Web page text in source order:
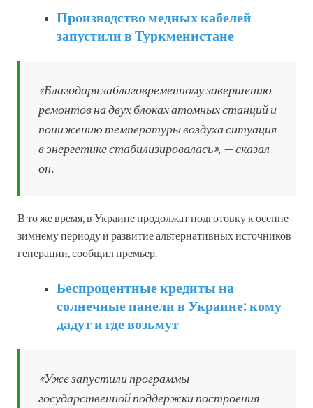
Производство медных кабелей
запустили в Туркменистане
«Благодаря заблаговременному завершению
ремонтов на двух блоках атомных станций и
понижению температуры воздуха ситуация
в энергетике стабилизировалась», — сказал
он.
В то же время, в Украине продолжат подготовку к осенне-
зимнему периоду и развитие альтернативных источников
генерации, сообщил премьер.
Беспроцентные кредиты на
солнечные панели в Украине: кому
дадут и где возьмут
«Уже запустили программы
государственной поддержки построения